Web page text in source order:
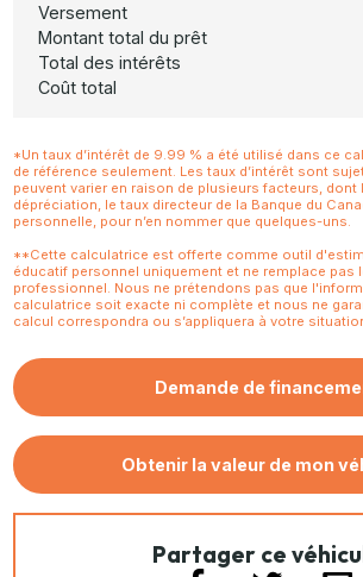
Versement
Montant total du prêt
Total des intérêts
Coût total
*Un taux d’intérêt de 9.99 % a été utilisé dans ce
de référence seulement. Les taux d’intérêt sont
peuvent varier en raison de plusieurs facteurs, dont
dépréciation, le taux directeur de la Banque du
personnelle, pour n’en nommer que quelques-uns.
**Cette calculatrice est offerte comme outil
éducatif personnel uniquement et ne remplace pas
professionnel. Nous ne prétendons pas que
calculatrice soit exacte ni complète et nous ne
calcul correspondra ou s’appliquera à votre
Demande de
Obtenir la valeur de mon
Partager ce